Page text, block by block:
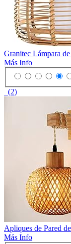
Granitec Lámpara
Más Info
(2)
Apliques de Pared
Más Info